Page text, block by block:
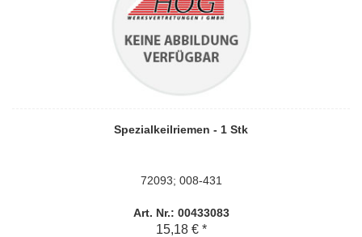
Spezialkeilriemen - 1 Stk
72093; 008-431
Art. Nr.: 00433083
15,18 € *